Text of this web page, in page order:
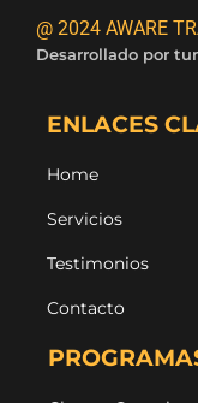
@ 2024 AWARE
Desarrollado por
ENLACES
Home
Servicios
Testimonios
Contacto